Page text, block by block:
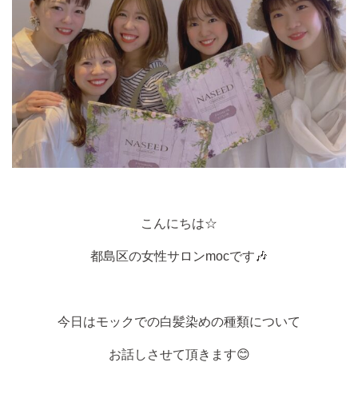
こんにちは☆
都島区の女性サロンmocです 🎶
今日はモックでの白髪染めの種類について
お話しさせて頂きます😊